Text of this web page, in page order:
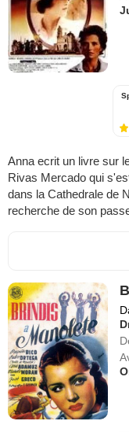
Anna ecrit un livre sur
Rivas Mercado qui
dans la Cathedrale de
recherche de son